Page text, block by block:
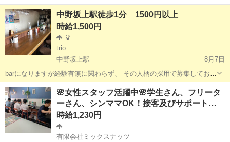
は選べます！ ◆神楽坂駅徒歩2分！綺麗で高級感ある施設 ◆管理栄養
士や常勤スタッフ多数でフォロー万全 ◆お財布に優しい週払い制度あ
り♪ 【...
東京 新宿区 神楽坂駅 キッチン
中野坂上駅徒歩1分 1500円以上
時給1,500円
trio
中野坂上駅
8月7日
barになりますが経験有無に関わらず、 その人柄の採用で募集しており
す！ 過去には、フレンチシェフ、中華シェフ、ソムリエ、かたやアパ
レル経験だけの方、など、幅広く募集しております！ 是非、男女問わ
ず募集しております。 日...
東京 中野区 中野坂上駅 飲食 ソムリエ
🌸女性スタッフ活躍中🌸学生さん、フリータ
ーさん、シンママOK！接客及びサポート…
時給1,230円
有限会社ミックスナッツ